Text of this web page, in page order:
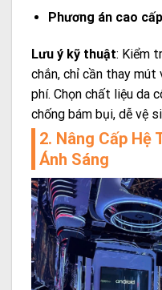
Phương án cao cấp
Lưu ý kỹ thuật: Kiểm
chắn, chỉ cần thay
phí. Chọn chất liệu da
chống bám bụi, dễ vệ
2. Nâng Cấp Hệ
Ánh Sáng